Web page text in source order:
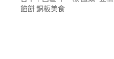
餡餅 銅板美食